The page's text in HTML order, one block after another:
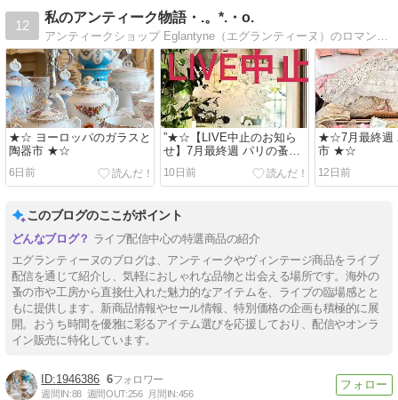
12
私のアンティーク物語・.。*.・o.
アンティークショップ Eglantyne（エグランティーヌ）のロマンティック＆フレンチエレガンスを取り入れたアンティークのある暮らしをご提案
★☆ ヨーロッパのガラスと
陶器市 ★☆
6日前
”★☆【LIVE中止のお知ら
せ】7月最終週 パリの蚤の
市 ★☆”
10日前
★☆7月最終週
市 ★☆
12日前
このブログのここがポイント
ライブ配信中心の特選商品の紹介
エグランティーヌのブログは、アンティークやヴィンテージ商品をライブ
配信を通じて紹介し、気軽におしゃれな品物と出会える場所です。海外の
蚤の市や工房から直接仕入れた魅力的なアイテムを、ライブの臨場感とと
もに提供します。新商品情報やセール情報、特別価格の企画も積極的に展
開。おうち時間を優雅に彩るアイテム選びを応援しており、配信やオンラ
イン販売に特化しています。
1946386 6
週間IN:88 週間OUT:256 月間IN:456